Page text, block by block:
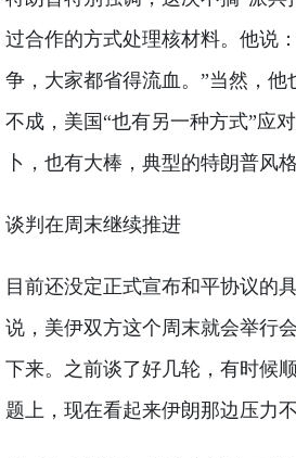
过合作的方式处理核材料。他说
争，大家都省得流血。”当然，他
不成，美国“也有另一种方式”应
卜，也有大棒，典型的特朗普风格
谈判在周末继续推进
目前还没定正式宣布和平协议的
说，美伊双方这个周末就会举行
下来。之前谈了好几轮，有时候
题上，现在看起来伊朗那边压力